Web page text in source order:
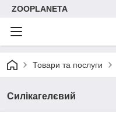
ZOOPLANETA
Товари та послуги
Силікагелєвий